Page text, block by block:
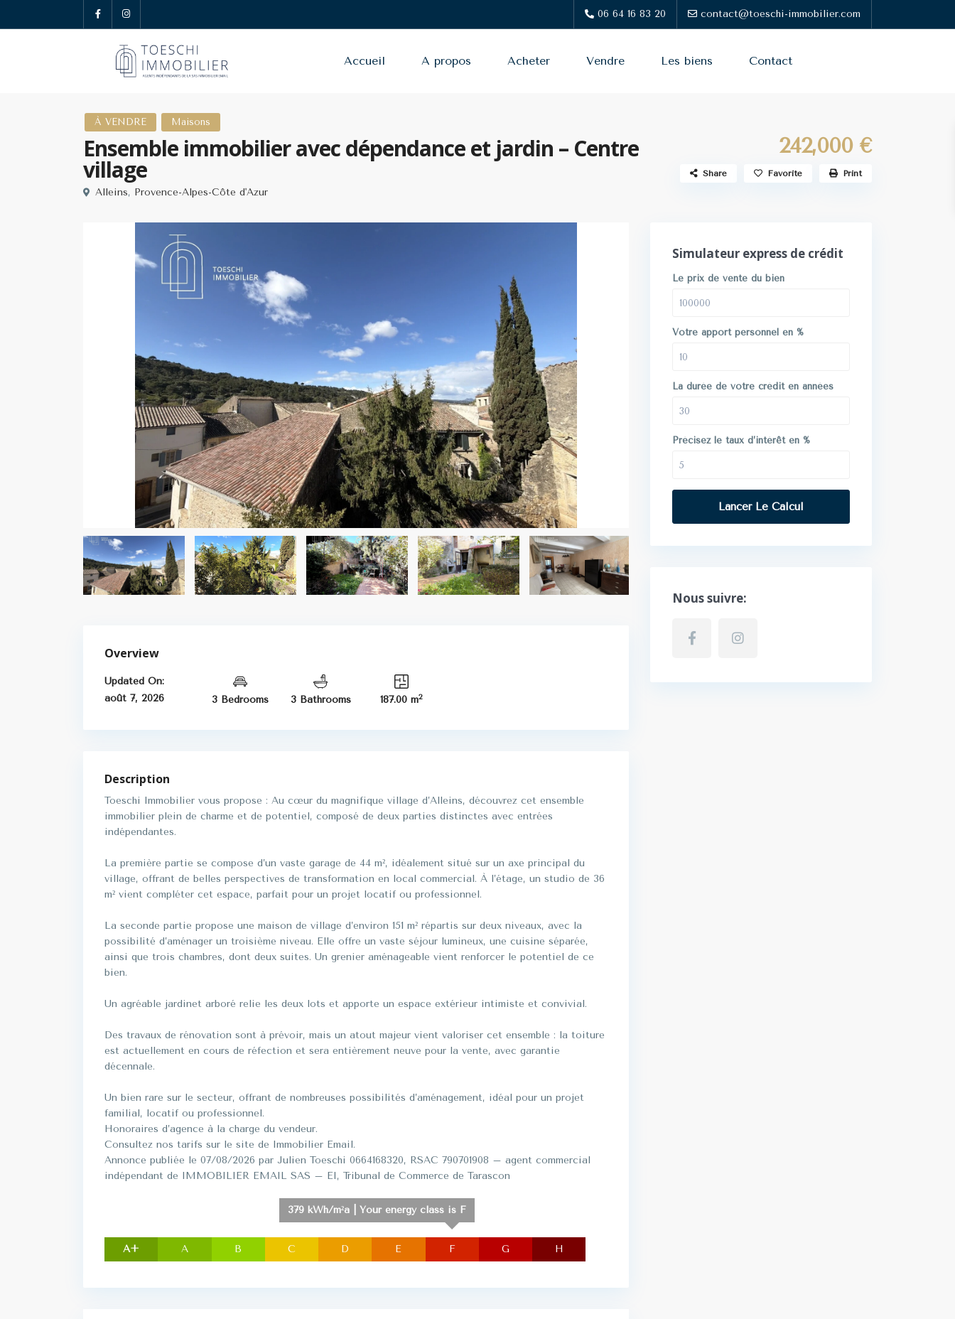
06 64 16 83 20 contact@toeschi-immobilier.com
Accueil A propos Acheter Vendre Les biens Contact
À VENDRE Maisons
Ensemble immobilier avec dépendance et jardin – Centre
village
242,000 €
Alleins, Provence-Alpes-Côte d'Azur
Share Favorite Print
Overview
Updated On:
août 7, 2026
3 Bedrooms 3 Bathrooms 187.00 m2
Description
Toeschi Immobilier vous propose : Au cœur du magnifique village d’Alleins, découvrez cet ensemble
immobilier plein de charme et de potentiel, composé de deux parties distinctes avec entrées
indépendantes.
La première partie se compose d’un vaste garage de 44 m², idéalement situé sur un axe principal du
village, offrant de belles perspectives de transformation en local commercial. À l’étage, un studio de 36
m² vient compléter cet espace, parfait pour un projet locatif ou professionnel.
La seconde partie propose une maison de village d’environ 151 m² répartis sur deux niveaux, avec la
possibilité d’aménager un troisième niveau. Elle offre un vaste séjour lumineux, une cuisine séparée,
ainsi que trois chambres, dont deux suites. Un grenier aménageable vient renforcer le potentiel de ce
bien.
Un agréable jardinet arboré relie les deux lots et apporte un espace extérieur intimiste et convivial.
Des travaux de rénovation sont à prévoir, mais un atout majeur vient valoriser cet ensemble : la toiture
est actuellement en cours de réfection et sera entièrement neuve pour la vente, avec garantie
décennale.
Un bien rare sur le secteur, offrant de nombreuses possibilités d’aménagement, idéal pour un projet
familial, locatif ou professionnel.
Honoraires d’agence à la charge du vendeur.
Consultez nos tarifs sur le site de Immobilier Email.
Annonce publiée le 07/08/2026 par Julien Toeschi 0664168320, RSAC 790701908 – agent commercial
indépendant de IMMOBILIER EMAIL SAS – EI, Tribunal de Commerce de Tarascon
A+ A B C D E
379 kWh/m²a | Your energy class is F
F G H
Simulateur express de crédit
Le prix de vente du bien
Votre apport personnel en %
La durée de votre crédit en années
Précisez le taux d’intérêt en %
Lancer Le Calcul
Nous suivre: